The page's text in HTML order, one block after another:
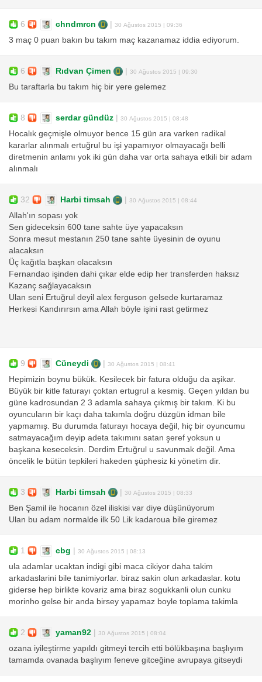
6 chndmrcn | 30 Ağustos 2015 | 09:36
3 maç 0 puan bakın bu takım maç kazanamaz iddia ediyorum.
6 Rıdvan Çimen | 30 Ağustos 2015 | 09:30
Bu taraftarla bu takım hiç bir yere gelemez
8 serdar gündüz | 30 Ağustos 2015 | 08:48
Hocalık geçmişle olmuyor bence 15 gün ara varken radikal
kararlar alınmalı ertuğrul bu işi yapamıyor olmayacağı belli
diretmenin anlamı yok iki gün daha var orta sahaya etkili bir adam
alınmalı
32 Harbi timsah | 30 Ağustos 2015 | 08:44
Allah'ın sopası yok
Sen gideceksin 600 tane sahte üye yapacaksın
Sonra mesut mestanın 250 tane sahte üyesinin de oyunu
alacaksın
Üç kağıtla başkan olacaksın
Fernandao işinden dahi çıkar elde edip her transferden haksız
Kazanç sağlayacaksın
Ulan seni Ertuğrul deyil alex ferguson gelsede kurtaramaz
Herkesi Kandırırsın ama Allah böyle işini rast getirmez
9 Cüneydi | 30 Ağustos 2015 | 08:41
Hepimizin boynu bükük. Kesilecek bir fatura olduğu da aşikar.
Büyük bir kitle faturayı çoktan ertugrul a kesmiş. Geçen yıldan bu
güne kadrosundan 2 3 adamla sahaya çıkmış bir takım. Ki bu
oyuncuların bir kaçı daha takımla doğru düzgün idman bile
yapmamış. Bu durumda faturayı hocaya değil, hiç bir oyuncumu
satmayacağım deyip adeta takımını satan şeref yoksun u
başkana keseceksin. Derdim Ertuğrul u savunmak değil. Ama
öncelik le bütün tepkileri hakeden şüphesiz ki yönetim dir.
3 Harbi timsah | 30 Ağustos 2015 | 08:33
Ben Şamil ile hocanın özel iliskisi var diye düşünüyorum
Ulan bu adam normalde ilk 50 Lik kadaroua bile giremez
1 cbg | 30 Ağustos 2015 | 08:13
ula adamlar ucaktan indigi gibi maca cikiyor daha takim
arkadaslarini bile tanimiyorlar. biraz sakin olun arkadaslar. kotu
giderse hep birlikte kovariz ama biraz sogukkanli olun cunku
morinho gelse bir anda birsey yapamaz boyle toplama takimla
2 yaman92 | 30 Ağustos 2015 | 08:04
ozana iyileştirme yapıldı gitmeyi tercih etti bölükbaşına başlıyım
tamamda ovanada başlıyım feneve gitceğine avrupaya gitseydi